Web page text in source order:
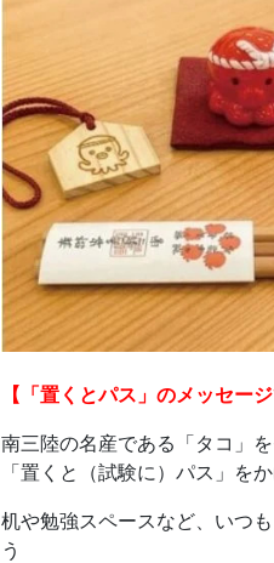
【「置くとパス」のメッセー
南三陸の名産である「タコ」
「置くと（試験に）パス」を
机や勉強スペースなど、いつ
う